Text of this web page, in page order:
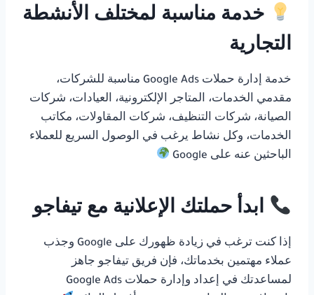
خدمة مناسبة لمختلف الأنشطة
التجارية
خدمة إدارة حملات Google Ads مناسبة للشركات،
مقدمي الخدمات، المتاجر الإلكترونية، العيادات، شركات
الصيانة، شركات التنظيف، شركات المقاولات، مكاتب
الخدمات، وكل نشاط يرغب في الوصول السريع للعملاء
الباحثين عنه على Google
ابدأ حملتك الإعلانية مع تيفاجو
إذا كنت ترغب في زيادة ظهورك على Google وجذب
عملاء مهتمين بخدماتك، فإن فريق تيفاجو جاهز
لمساعدتك في إعداد وإدارة حملات Google Ads